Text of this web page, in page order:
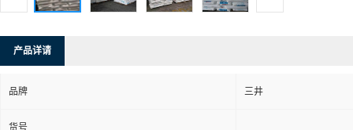
产品详请
品牌 三井
货号